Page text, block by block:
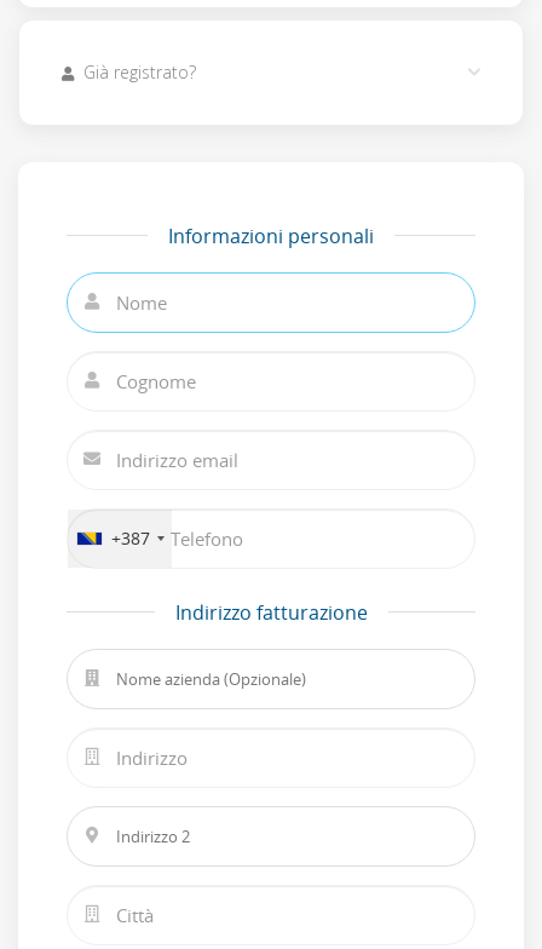
Già registrato?
Informazioni personali
+387
Indirizzo fatturazione